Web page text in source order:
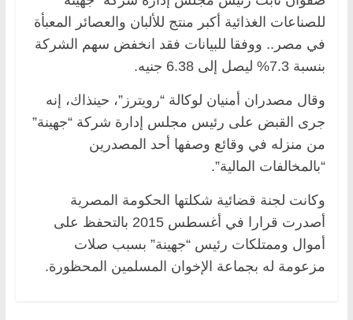
للصناعات الغذائية أكبر منتج للألبان والعصائر المعبأة
في مصر.. ووفقا للبيانات فقد انخفض سهم الشركة
بنسبة 7.3% ليصل إلى 6.38 جنيه.
وقال مصدران أمنيان لوكالة “رويترز”، حينذاك، إنه
جرى القبض على رئيس مجلس إدارة شركة “جهينة”
من منزله في وقائع وصفها أحد المصدرين
“بالمخالفات المالية”.
وكانت لجنة قضائية شكلتها الحكومة المصرية
أصدرت قرارا في أغسطس 2015 بالتحفظ على
أموال وممتلكات رئيس “جهينة” بسبب صلات
مزعومة له بجماعة الإخوان المسلمين المحظورة.